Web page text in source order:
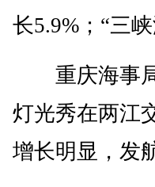
长5.9%；“三
重庆海事局
灯光秀在两江
增长明显，发